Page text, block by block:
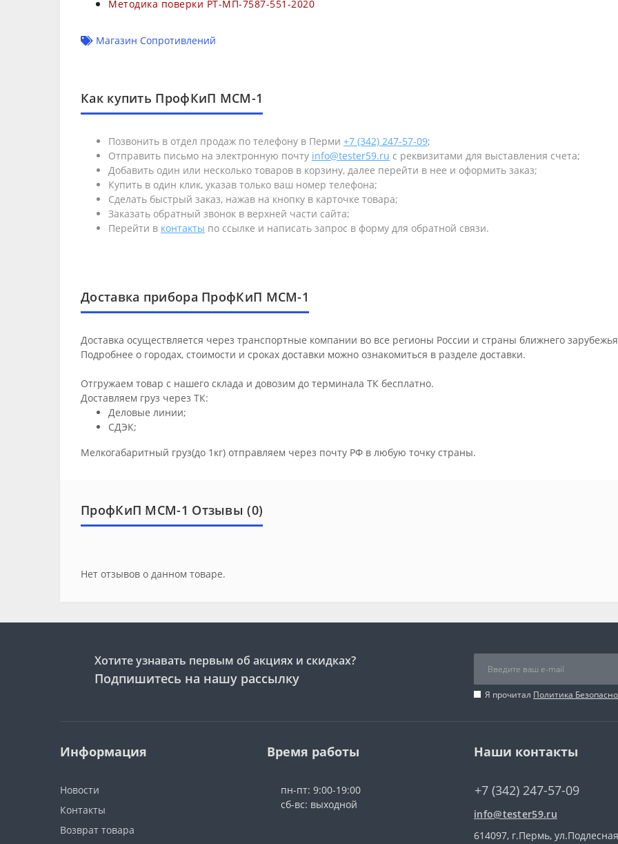
Методика поверки РТ-МП-7587-551-2020
Магазин Сопротивлений
Как купить ПрофКиП МСМ-1
Позвонить в отдел продаж по телефону в Перми +7 (342) 247-57-09;
Отправить письмо на электронную почту info@tester59.ru с реквизитами для выставления счета;
Добавить один или несколько товаров в корзину, далее перейти в нее и оформить заказ;
Купить в один клик, указав только ваш номер телефона;
Сделать быстрый заказ, нажав на кнопку в карточке товара;
Заказать обратный звонок в верхней части сайта;
Перейти в контакты по ссылке и написать запрос в форму для обратной связи.
Доставка прибора ПрофКиП МСМ-1
Доставка осуществляется через транспортные компании во все регионы России и страны ближнего
Подробнее о городах, стоимости и сроках доставки можно ознакомиться в разделе доставки.
Отгружаем товар с нашего склада и довозим до терминала ТК бесплатно.
Доставляем груз через ТК:
Деловые линии;
СДЭК;
Мелкогабаритный груз(до 1кг) отправляем через почту РФ в любую точку страны.
ПрофКиП МСМ-1 Отзывы (0)
Нет отзывов о данном товаре.
Хотите узнавать первым об акциях и скидках?
Подпишитесь на нашу рассылку
Я прочитал Политика
Информация
Новости
Контакты
Возврат товара
Время работы
пн-пт: 9:00-19:00
сб-вс: выходной
Наши контакты
+7 (342) 247-57-09
info@tester59.ru
614097, г.Пермь,